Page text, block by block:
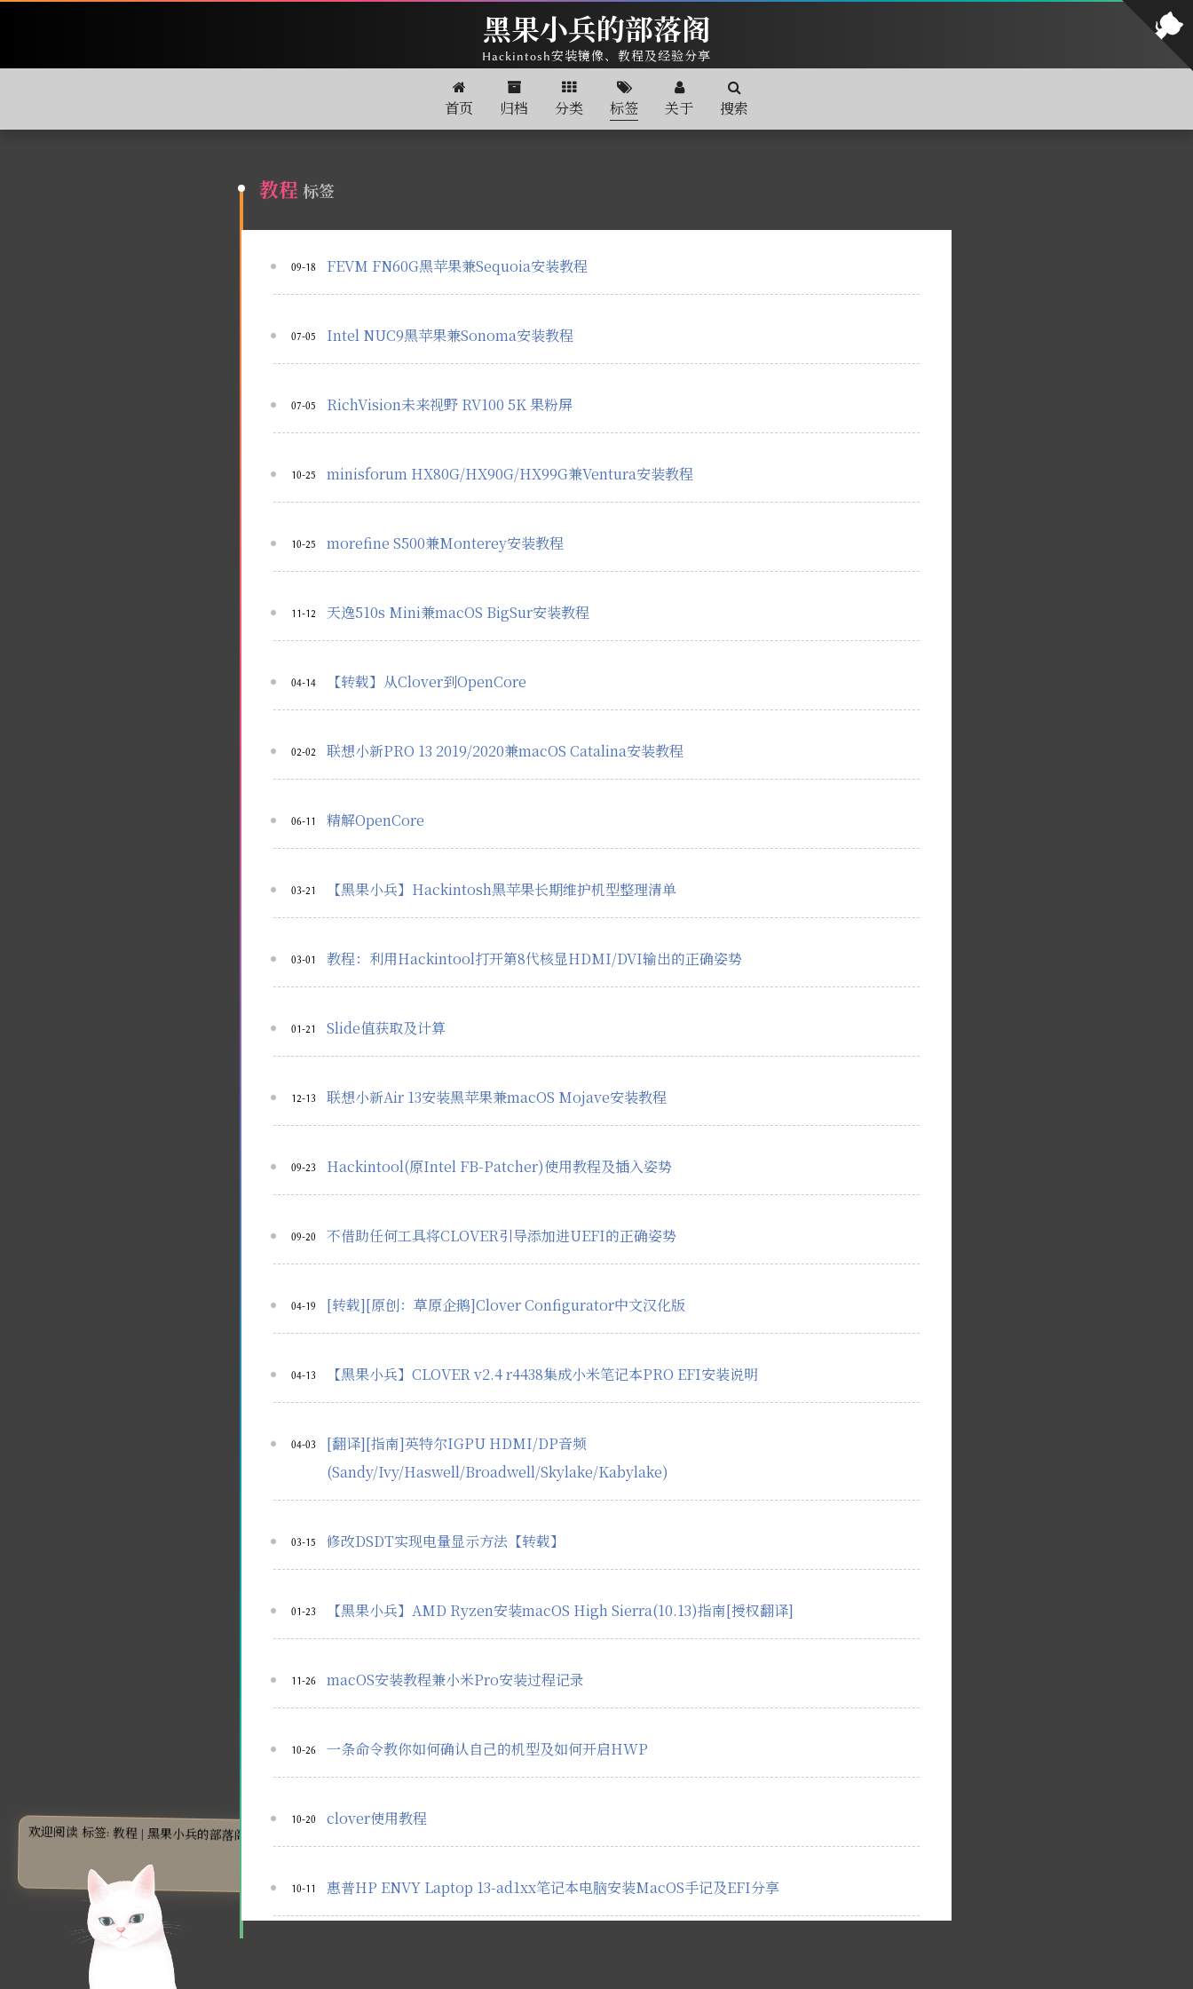
黑果小兵的部落阁
Hackintosh安装镜像、教程及经验分享
首页 归档 分类 标签 关于 搜索
教程 标签
FEVM FN60G黑苹果兼Sequoia安装教程
09-18
Intel NUC9黑苹果兼Sonoma安装教程
07-05
RichVision未来视野 RV100 5K 果粉屏
07-05
minisforum HX80G/HX90G/HX99G兼Ventura安装教程
10-25
morefine S500兼Monterey安装教程
10-25
天逸510s Mini兼macOS BigSur安装教程
11-12
【转载】从Clover到OpenCore
04-14
联想小新PRO 13 2019/2020兼macOS Catalina安装教程
02-02
精解OpenCore
06-11
【黑果小兵】Hackintosh黑苹果长期维护机型整理清单
03-21
教程：利用Hackintool打开第8代核显HDMI/DVI输出的正确姿势
03-01
Slide值获取及计算
01-21
联想小新Air 13安装黑苹果兼macOS Mojave安装教程
12-13
Hackintool(原Intel FB-Patcher)使用教程及插入姿势
09-23
不借助任何工具将CLOVER引导添加进UEFI的正确姿势
09-20
[转载][原创：草原企鹅]Clover Configurator中文汉化版
04-19
【黑果小兵】CLOVER v2.4 r4438集成小米笔记本PRO EFI安装说明
04-13
[翻译][指南]英特尔IGPU HDMI/DP音频
(Sandy/Ivy/Haswell/Broadwell/Skylake/Kabylake)
04-03
修改DSDT实现电量显示方法【转载】
03-15
【黑果小兵】AMD Ryzen安装macOS High Sierra(10.13)指南[授权翻译]
01-23
macOS安装教程兼小米Pro安装过程记录
11-26
一条命令教你如何确认自己的机型及如何开启HWP
10-26
clover使用教程
10-20
惠普HP ENVY Laptop 13-ad1xx笔记本电脑安装MacOS手记及EFI分享
10-11
欢迎阅读 标签: 教程 | 黑果小兵的部落阁